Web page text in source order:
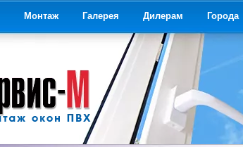
Монтаж Галерея Дилерам Города